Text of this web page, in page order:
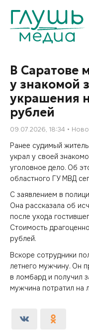
В Саратове
у знакомой
украшения
рублей
09.07.2026, 18:34
Ранее судимый
украл у своей
уголовное дело. Об
областного ГУ МВД
С заявлением в
Она рассказала об
после ухода
Стоимость
рублей.
Вскоре сотрудники
летнего мужчину. Он
в ломбард и получил
мужчина потратил на